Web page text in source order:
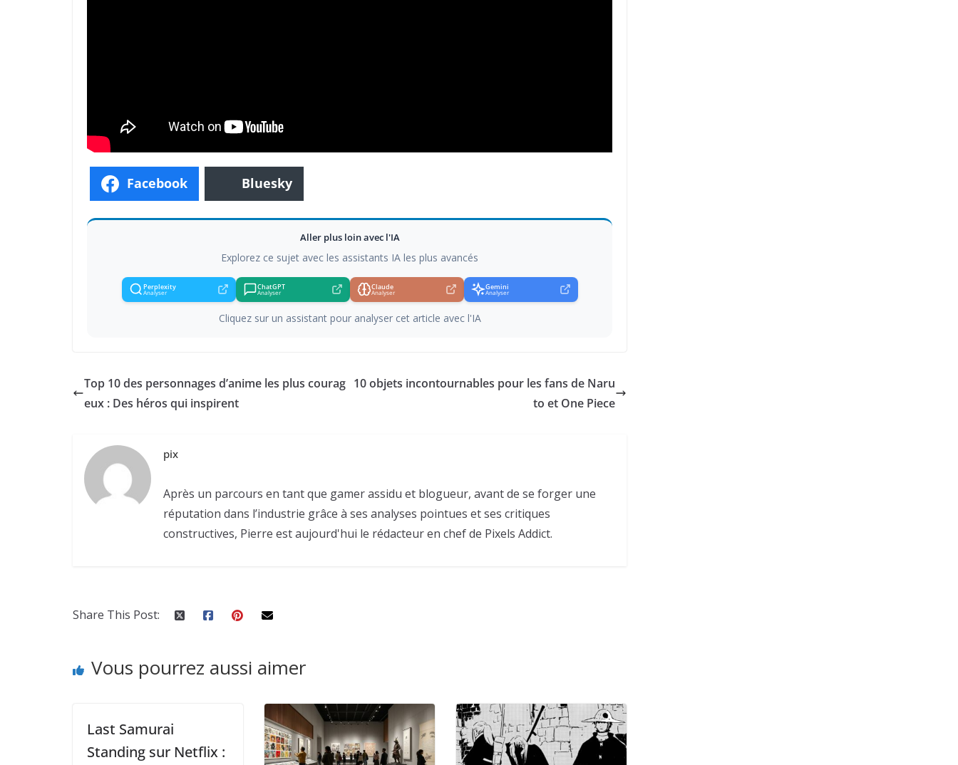
Facebook Bluesky
Aller plus loin avec l'IA
Explorez ce sujet avec les assistants IA les plus avancés
Perplexity
Analyser
ChatGPT
Analyser
Claude
Analyser
Gemini
Analyser
Cliquez sur un assistant pour analyser cet article avec l'IA
Top 10 des personnages d’anime les plus courag
eux : Des héros qui inspirent
10 objets incontournables pour les fans de Naru
to et One Piece
pix
Après un parcours en tant que gamer assidu et blogueur, avant de se forger une
réputation dans l’industrie grâce à ses analyses pointues et ses critiques
constructives, Pierre est aujourd'hui le rédacteur en chef de Pixels Addict.
Share This Post:
Vous pourrez aussi aimer
Last Samurai
Standing sur Netflix :